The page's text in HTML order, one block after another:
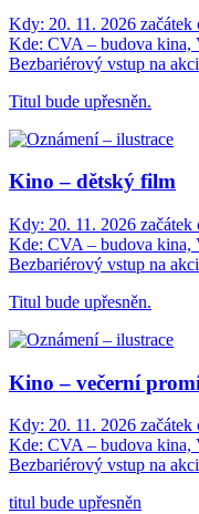
Kdy: 20. 11. 2026 začátek
Kde: CVA – budova kina,
Bezbariérový vstup na akci
Titul bude upřesněn.
Kino – dětský film
Kdy: 20. 11. 2026 začátek
Kde: CVA – budova kina,
Bezbariérový vstup na akci
Titul bude upřesněn.
Kino – večerní
Kdy: 20. 11. 2026 začátek
Kde: CVA – budova kina,
Bezbariérový vstup na akci
titul bude upřesněn